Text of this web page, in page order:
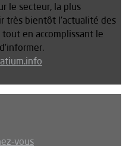
le secteur, la plus
très bientôt l’actualité des
tout en accomplissant le
vous